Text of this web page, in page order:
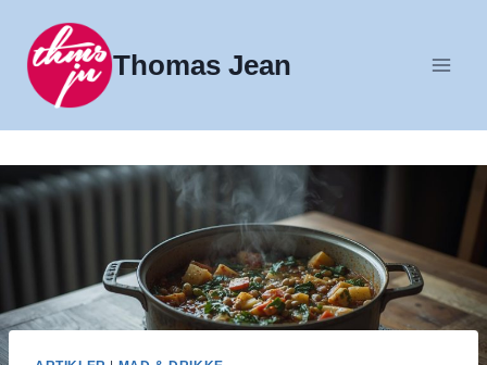
indhold
Thomas Jean